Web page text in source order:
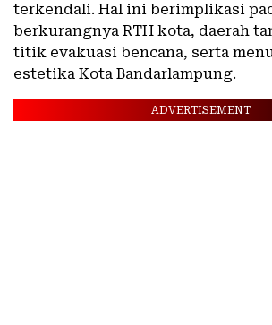
terkendali. Hal ini berimplikasi
berkurangnya RTH kota, daerah
titik evakuasi bencana, serta
estetika Kota Bandarlampung.
ADVERTISEMENT